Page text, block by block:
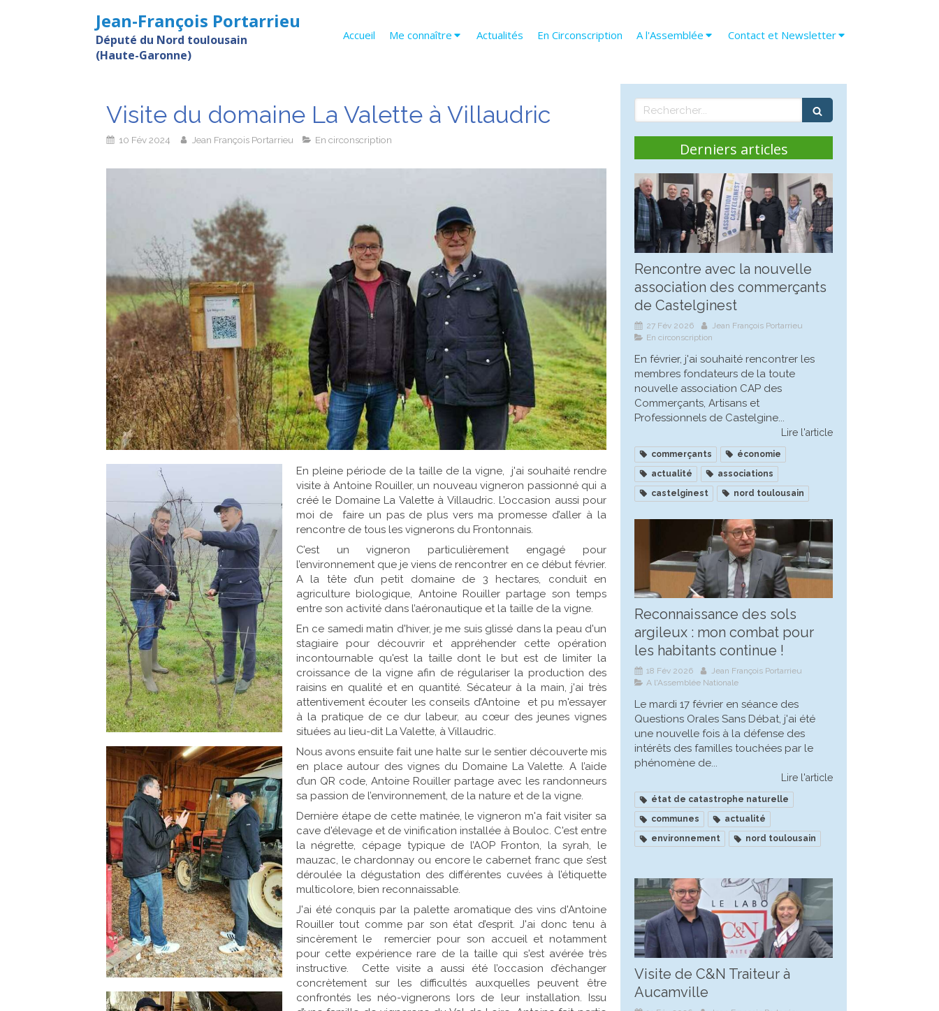
Accueil Me connaître Actualités En Circonscription A l'Assemblée Contact et Newsletter
Jean-François Portarrieu
Député du Nord toulousain
(Haute-Garonne)
Visite du domaine La Valette à Villaudric
10 Fév 2024 Jean François Portarrieu En circonscription
En pleine période de la taille de la vigne, j'ai souhaité rendre
visite à Antoine Rouiller, un nouveau vigneron passionné qui a
créé le Domaine La Valette à Villaudric. L’occasion aussi pour
moi de faire un pas de plus vers ma promesse d’aller à la
rencontre de tous les vignerons du Frontonnais.
C’est un vigneron particulièrement engagé pour
l’environnement que je viens de rencontrer en ce début février.
A la tête d’un petit domaine de 3 hectares, conduit en
agriculture biologique, Antoine Rouiller partage son temps
entre son activité dans l’aéronautique et la taille de la vigne.
En ce samedi matin d'hiver, je me suis glissé dans la peau d'un
stagiaire pour découvrir et appréhender cette opération
incontournable qu'est la taille dont le but est de limiter la
croissance de la vigne afin de régulariser la production des
raisins en qualité et en quantité. Sécateur à la main, j'ai très
attentivement écouter les conseils d’Antoine et pu m'essayer
à la pratique de ce dur labeur, au cœur des jeunes vignes
situées au lieu-dit La Valette, à Villaudric.
Nous avons ensuite fait une halte sur le sentier découverte mis
en place autour des vignes du Domaine La Valette. A l’aide
d’un QR code, Antoine Rouiller partage avec les randonneurs
sa passion de l’environnement, de la nature et de la vigne.
Dernière étape de cette matinée, le vigneron m'a fait visiter sa
cave d'élevage et de vinification installée à Bouloc. C'est entre
la négrette, cépage typique de l’AOP Fronton, la syrah, le
mauzac, le chardonnay ou encore le cabernet franc que s’est
déroulée la dégustation des différentes cuvées à l’étiquette
multicolore, bien reconnaissable.
J'ai été conquis par la palette aromatique des vins d'Antoine
Rouiller tout comme par son état d’esprit. J'ai donc tenu à
sincèrement le remercier pour son accueil et notamment
pour cette expérience rare de la taille qui s'est avérée très
instructive. Cette visite a aussi été l’occasion d’échanger
concrètement sur les difficultés auxquelles peuvent être
confrontés les néo-vignerons lors de leur installation. Issu
Rechercher
Derniers articles
Rencontre avec la nouvelle
association des commerçants
de Castelginest
27 Fév 2026
Jean François Portarrieu
En circonscription
En février, j'ai souhaité rencontrer les
membres fondateurs de la toute
nouvelle association CAP des
Commerçants, Artisans et
Professionnels de Castelgine...
Lire l'article
commerçants
économie
actualité
associations
castelginest
nord toulousain
Reconnaissance des sols
argileux : mon combat pour
les habitants continue !
18 Fév 2026
Jean François Portarrieu
A l'Assemblée Nationale
Le mardi 17 février en séance des
Questions Orales Sans Débat, j'ai été
une nouvelle fois à la défense des
intérêts des familles touchées par le
phénomène de...
Lire l'article
état de catastrophe naturelle
communes
actualité
environnement
nord toulousain
Visite de C&N Traiteur à
Aucamville